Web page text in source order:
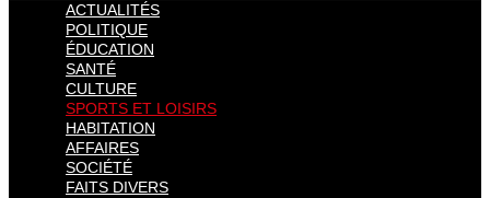
ACTUALITÉS
POLITIQUE
ÉDUCATION
SANTÉ
CULTURE
SPORTS ET LOISIRS
HABITATION
AFFAIRES
SOCIÉTÉ
FAITS DIVERS